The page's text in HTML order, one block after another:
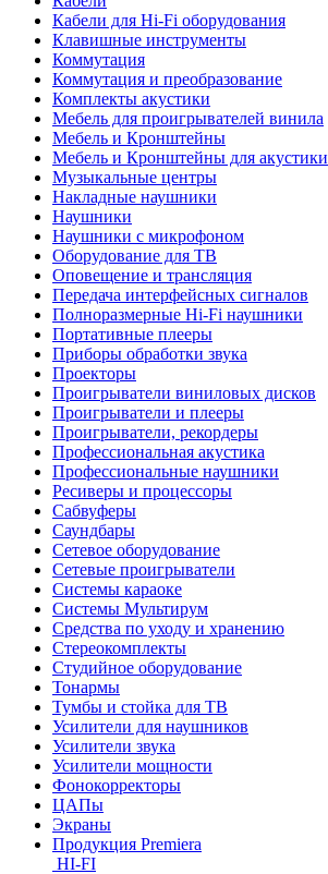
Кабели для Hi-Fi оборудования
Клавишные инструменты
Коммутация
Коммутация и преобразование
Комплекты акустики
Мебель для проигрывателей винила
Мебель и Кронштейны
Мебель и Кронштейны для акустики
Музыкальные центры
Накладные наушники
Наушники
Наушники с микрофоном
Оборудование для ТВ
Оповещение и трансляция
Передача интерфейсных сигналов
Полноразмерные Hi-Fi наушники
Портативные плееры
Приборы обработки звука
Проекторы
Проигрыватели виниловых дисков
Проигрыватели и плееры
Проигрыватели, рекордеры
Профессиональная акустика
Профессиональные наушники
Ресиверы и процессоры
Сабвуферы
Саундбары
Сетевое оборудование
Сетевые проигрыватели
Системы караоке
Системы Мультирум
Средства по уходу и хранению
Стереокомплекты
Студийное оборудование
Тонармы
Тумбы и стойка для ТВ
Усилители для наушников
Усилители звука
Усилители мощности
Фонокорректоры
ЦАПы
Экраны
Продукция Premiera
HI-FI